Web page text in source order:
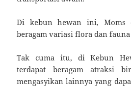
Di kebun hewan ini, Moms
beragam variasi flora dan
Tak cuma itu, di Kebun
terdapat beragam atraksi
mengasyikan lainnya yang